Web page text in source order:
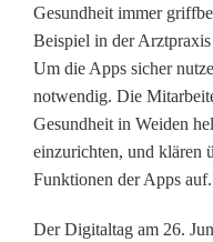
n
z
u
d
i
g
Gesundheit immer
Beispiel in der
Um die Apps sicher
notwendig. Die
Gesundheit in Weiden
einzurichten, und klären
Funktionen der Apps auf.
Der Digitaltag am 26.